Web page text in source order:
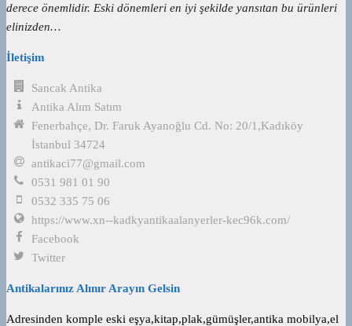
derece önemlidir. Eski dönemleri en iyi şekilde yansıtan bu ürünleri
elinizden…
İletişim
Sancak Antika
Antika Alım Satım
Fenerbahçe, Dr. Faruk Ayanoğlu Cd. No: 20/1,Kadıköy
İstanbul 34724
antikaci77@gmail.com
0531 981 01 90
0532 335 75 06
https://www.xn--kadkyantikaalanyerler-kec96k.com/
Facebook
Twitter
Antikalarınız Alınır Arayın Gelsin
Adresinden komple eski eşya,kitap,plak,gümüşler,antika mobilya,el